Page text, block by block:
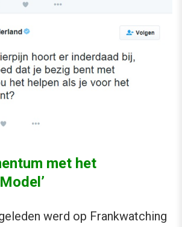
met het
werd op Frankwatching